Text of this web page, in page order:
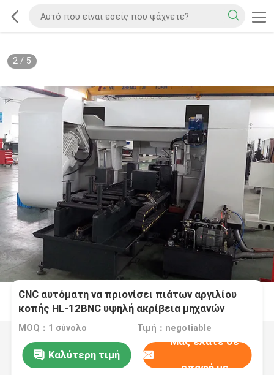
2/ 5
CNC αυτόματη να πριονίσει πιάτων αργιλίου
κοπής HL-12BNC υψηλή ακρίβεια μηχανών
MOQ：1 σύνολο Τιμή：negotiable
Καλύτερη τιμή
Μας ελάτε σε
επαφή με